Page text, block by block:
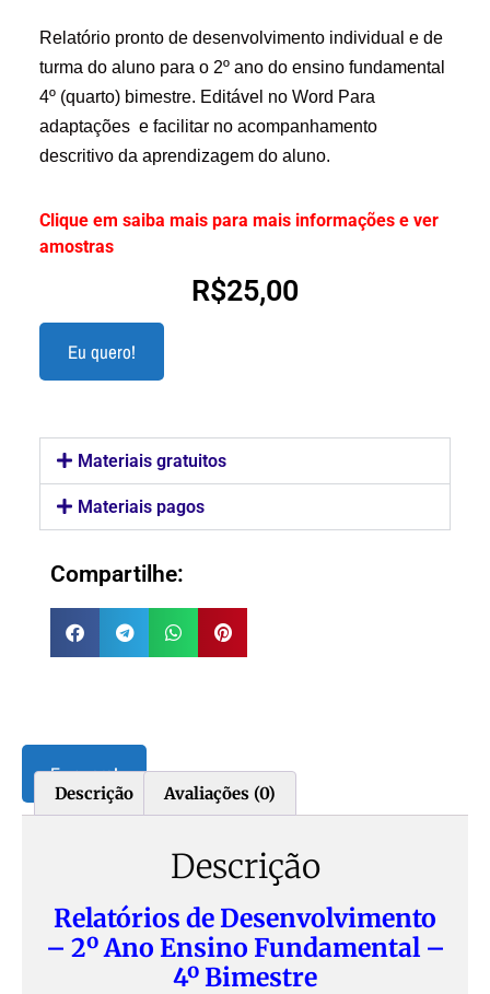
Relatório pronto de desenvolvimento individual e de
turma do aluno para o 2º ano do ensino fundamental
4º (quarto) bimestre. Editável no Word Para
adaptações e facilitar no acompanhamento
descritivo da aprendizagem do aluno.
Clique em saiba mais para mais informações e ver
amostras
R$25,00
Eu quero!
Materiais gratuitos
Materiais pagos
Compartilhe:
Eu quero!
Descrição Avaliações (0)
Descrição
Relatórios de Desenvolvimento
– 2º Ano Ensino Fundamental –
4º Bimestre